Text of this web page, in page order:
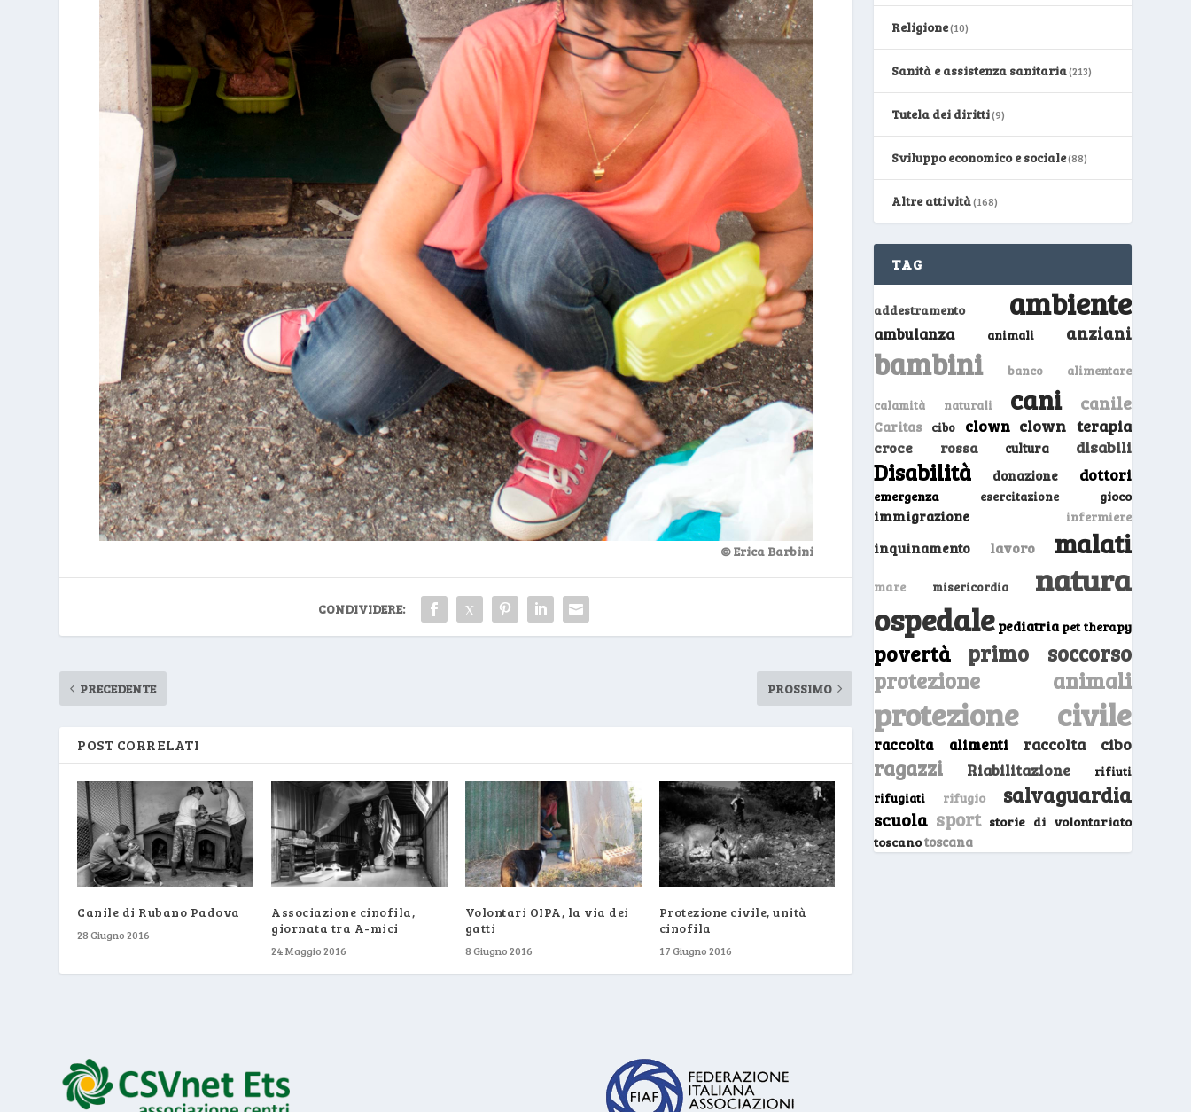
© Erica Barbini
CONDIVIDERE:
PRECEDENTE PROSSIMO
POST CORRELATI
Canile di Rubano Padova
28 Giugno 2016
Associazione cinofila,
giornata tra A-mici
24 Maggio 2016
Volontari OIPA, la via dei
gatti
8 Giugno 2016
Protezione civile, unità
cinofila
17 Giugno 2016
Religione(10)
Sanità e assistenza sanitaria(213)
Tutela dei diritti(9)
Sviluppo economico e sociale(88)
Altre attività(168)
TAG
addestramento ambiente
ambulanza animali anziani
bambini banco alimentare
calamità naturali cani canile
Caritas cibo clown clown terapia
croce rossa cultura disabili
Disabilità donazione dottori
emergenza esercitazione gioco
immigrazione infermiere
inquinamento lavoro malati
mare misericordia natura
ospedale pediatria pet therapy
povertà
primo soccorso
protezione animali
protezione civile
raccolta alimenti raccolta cibo
ragazzi Riabilitazione
rifiuti
rifugiati
rifugio salvaguardia
scuola sport storie di volontariato
toscanotoscana